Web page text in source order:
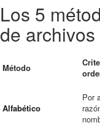
Los 5
de
Método
Alfabético
Por